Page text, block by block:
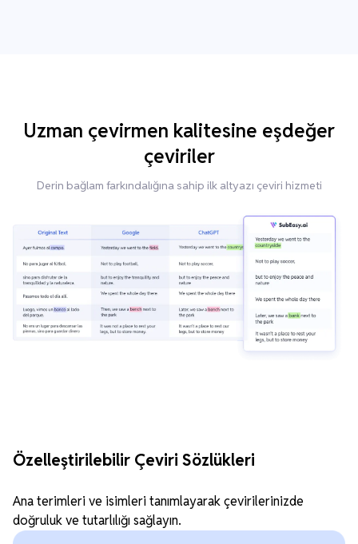
Uzman çevirmen kalitesine eşdeğer
çeviriler
Derin bağlam farkındalığına sahip ilk altyazı çeviri hizmeti
Özelleştirilebilir Çeviri Sözlükleri
Ana terimleri ve isimleri tanımlayarak çevirilerinizde
doğruluk ve tutarlılığı sağlayın.